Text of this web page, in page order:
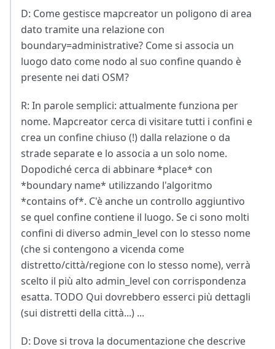
D: Come gestisce mapcreator un poligono di area
dato tramite una relazione con
boundary=administrative? Come si associa un
luogo dato come nodo al suo confine quando è
presente nei dati OSM?
R: In parole semplici: attualmente funziona per
nome. Mapcreator cerca di visitare tutti i confini e
crea un confine chiuso (!) dalla relazione o da
strade separate e lo associa a un solo nome.
Dopodiché cerca di abbinare *place* con
*boundary name* utilizzando l'algoritmo
*contains of*. C'è anche un controllo aggiuntivo
se quel confine contiene il luogo. Se ci sono molti
confini di diverso admin_level con lo stesso nome
(che si contengono a vicenda come
distretto/città/regione con lo stesso nome), verrà
scelto il più alto admin_level con corrispondenza
esatta. TODO Qui dovrebbero esserci più dettagli
(sui distretti della città...) ...
D: Dove si trova la documentazione che descrive